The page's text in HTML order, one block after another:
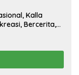
Kalla
Bercerita,